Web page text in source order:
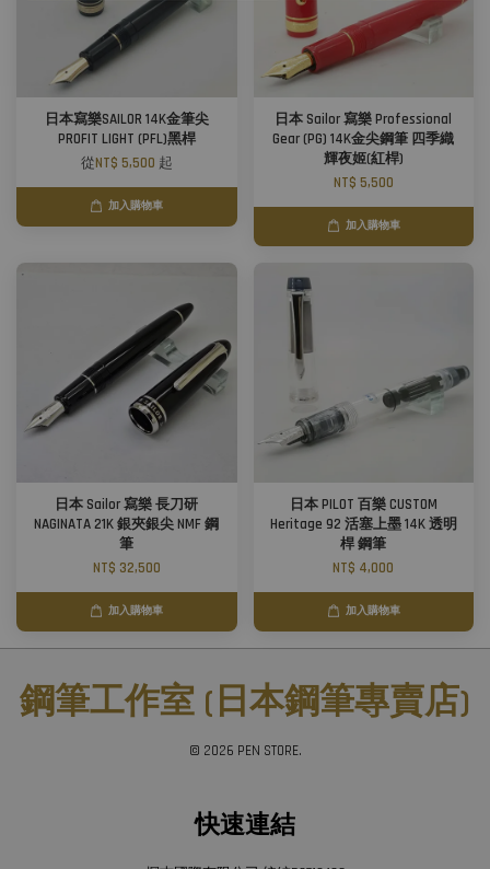
日本寫樂SAILOR 14K金筆尖
PROFIT LIGHT (PFL)黑桿
從NT$ 5,500 起
加入購物車
日本 Sailor 寫樂 Professional
Gear (PG) 14K金尖鋼筆 四季織
輝夜姬(紅桿)
NT$ 5,500
加入購物車
日本 Sailor 寫樂 長刀研
NAGINATA 21K 銀夾銀尖 NMF 鋼
筆
NT$ 32,500
加入購物車
日本 PILOT 百樂 CUSTOM
Heritage 92 活塞上墨 14K 透明
桿 鋼筆
NT$ 4,000
加入購物車
鋼筆工作室 (日本鋼筆專賣店)
© 2026 PEN STORE.
快速連結